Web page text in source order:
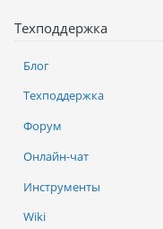
Техподдержка
Блог
Техподдержка
Форум
Онлайн-чат
Инструменты
Wiki